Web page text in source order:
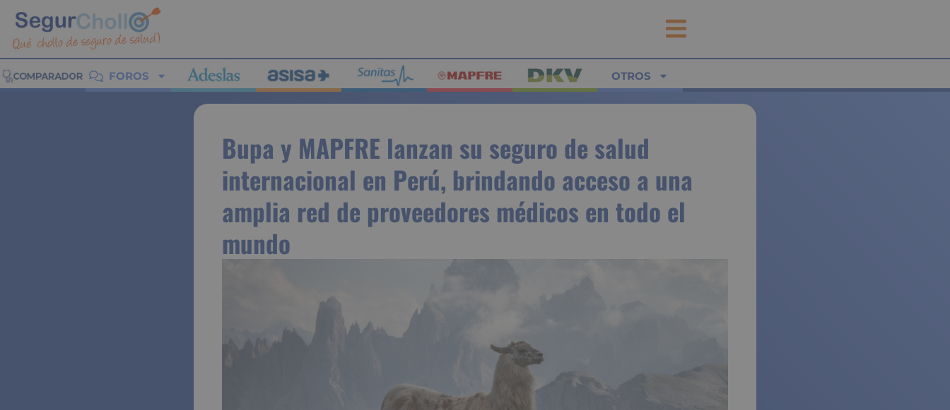
FOROS OTROS
Bupa y MAPFRE lanzan su seguro de salud
internacional en Perú, brindando acceso a una
amplia red de proveedores médicos en todo el
mundo